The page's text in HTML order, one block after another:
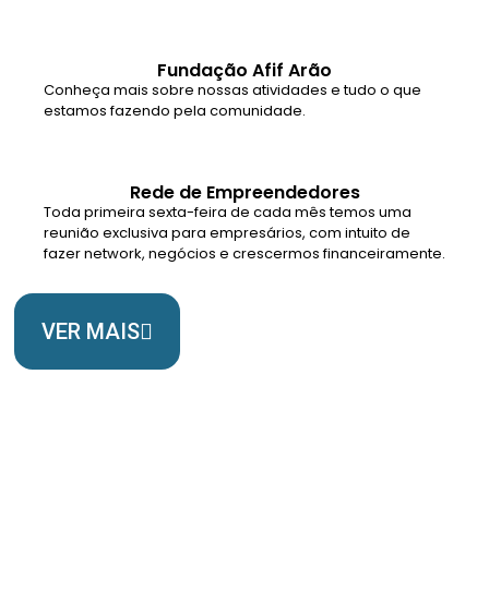
Fundação Afif Arão
Conheça mais sobre nossas atividades e tudo o que
estamos fazendo pela comunidade.
Rede de Empreendedores
Toda primeira sexta-feira de cada mês temos uma
reunião exclusiva para empresários, com intuito de
fazer network, negócios e crescermos financeiramente.
VER MAIS